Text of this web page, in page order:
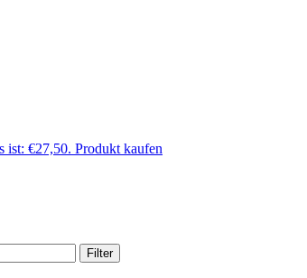
ist: €27,50. Produkt kaufen
Filter